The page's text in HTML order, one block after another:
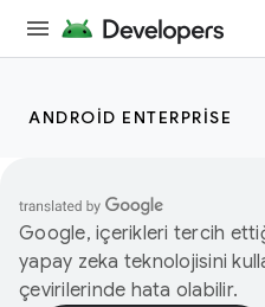
ANDROID ENTERPRISE
Google, içerikleri tercih
yapay zeka teknolojisini
çevirilerinde hata olabilir.